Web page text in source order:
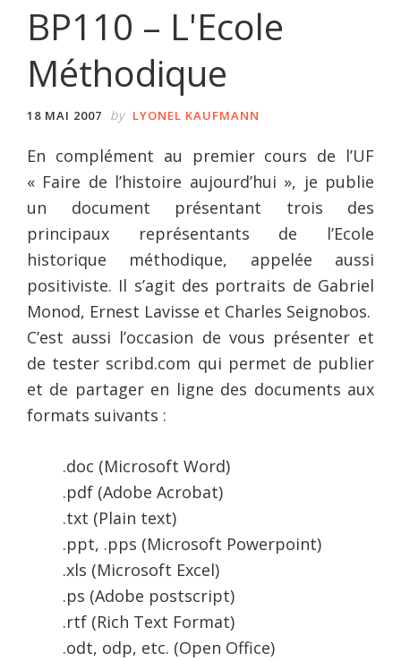
BP110 – L'Ecole
Méthodique
18 MAI 2007 by LYONEL KAUFMANN
En complément au premier cours de l’UF
« Faire de l’histoire aujourd’hui », je publie
un document présentant trois des
principaux représentants de l’Ecole
historique méthodique, appelée aussi
positiviste. Il s’agit des portraits de Gabriel
Monod, Ernest Lavisse et Charles Seignobos.
C’est aussi l’occasion de vous présenter et
de tester scribd.com qui permet de publier
et de partager en ligne des documents aux
formats suivants :
.doc (Microsoft Word)
.pdf (Adobe Acrobat)
.txt (Plain text)
.ppt, .pps (Microsoft Powerpoint)
.xls (Microsoft Excel)
.ps (Adobe postscript)
.rtf (Rich Text Format)
.odt, odp, etc. (Open Office)